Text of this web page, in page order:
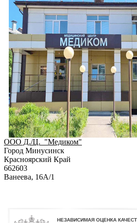
ООО Д./Ц. "Медиком"
Город Минусинск
Красноярский Край
662603
Ванеева, 16А/1